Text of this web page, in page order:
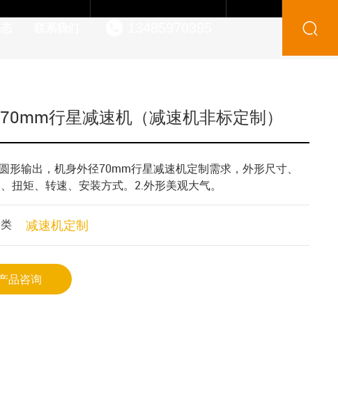
行星减速机（减速机非标定制）
形输出，机身外径70mm行星减速机定制需求，外形尺寸、
减速机定制
品咨询